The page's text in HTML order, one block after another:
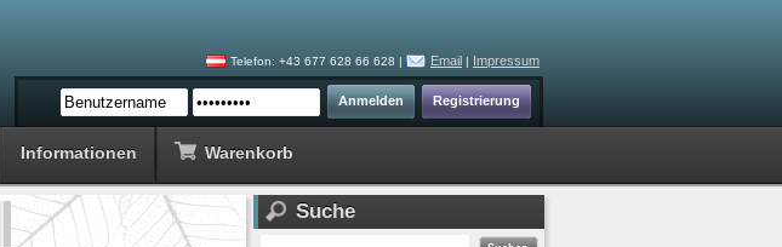
Telefon: +43 677 628 66 628 | Email | Impressum
Informationen Warenkorb
Suche